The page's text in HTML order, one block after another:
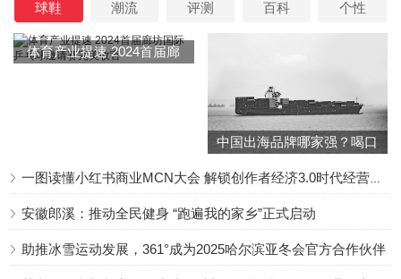
底心死，是不可能再走下去了。目前高亚麟未回应出轨和家
暴等传闻。
球鞋 潮流 评测 百科 个性
体育产业提速 2024首届廊
中国出海品牌哪家强？喝口
安徽郎溪：推动全民健身 “跑遍我的家乡”正式启动
助推冰雪运动发展，361°成为2025哈尔滨亚冬会官方合作伙伴